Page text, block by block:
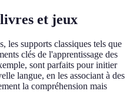
et jeux
les supports classiques tels que
clés de l'apprentissage des
sont parfaits pour initier
langue, en les associant à des
la compréhension mais